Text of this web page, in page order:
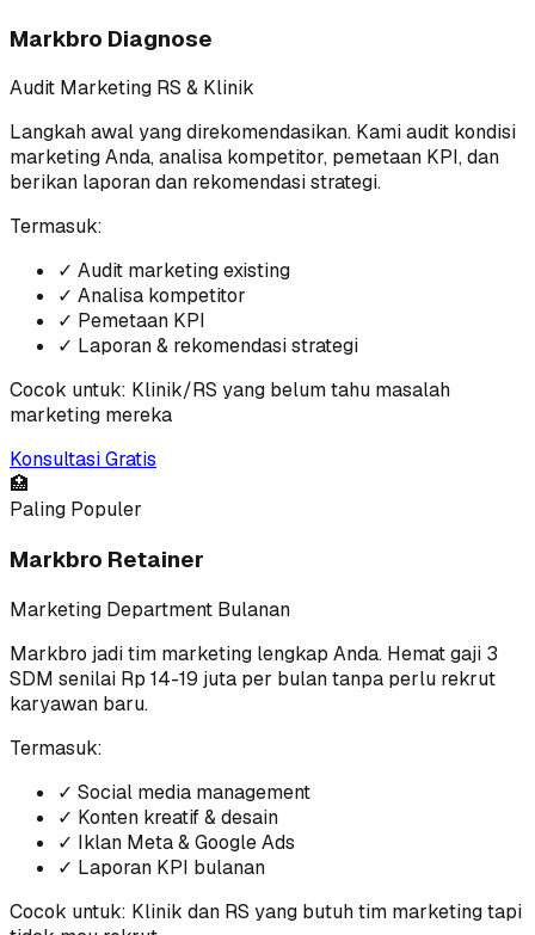
Markbro Diagnose
Audit Marketing RS & Klinik
Langkah awal yang direkomendasikan. Kami audit kondisi
marketing Anda, analisa kompetitor, pemetaan KPI, dan
berikan laporan dan rekomendasi strategi.
Termasuk:
✓ Audit marketing existing
✓ Analisa kompetitor
✓ Pemetaan KPI
✓ Laporan & rekomendasi strategi
Cocok untuk: Klinik/RS yang belum tahu masalah
marketing mereka
Konsultasi Gratis
🏥
Paling Populer
Markbro Retainer
Marketing Department Bulanan
Markbro jadi tim marketing lengkap Anda. Hemat gaji 3
SDM senilai Rp 14-19 juta per bulan tanpa perlu rekrut
karyawan baru.
Termasuk:
✓ Social media management
✓ Konten kreatif & desain
✓ Iklan Meta & Google Ads
✓ Laporan KPI bulanan
Cocok untuk: Klinik dan RS yang butuh tim marketing tapi